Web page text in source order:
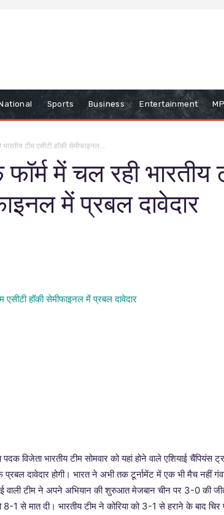
Sports Business Entertainment
टीम एसीटी हॉकी सेमीफाइनल...
में चल रही भारतीय
में प्रबल दावेदार
विजेता भारतीय टीम सोमवार को यहां होने वाले एशियाई चैंपियंस
दावेदार होगी। भारत ने अभी तक टूर्नामेंट में एक भी मैच नहीं
वाली टीम ने अपने अभियान की शुरुआत मेजबान चीन पर 3-0 की
मात दी। भारतीय टीम ने कोरिया को 3-1 से हराने के बाद चिर